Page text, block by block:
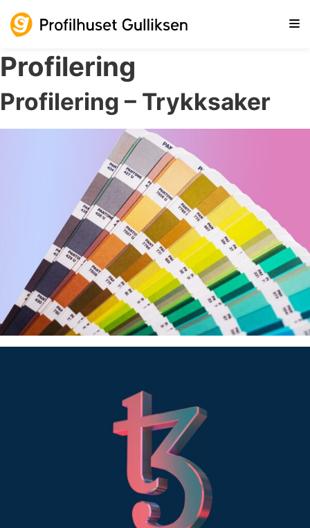
Gå til hovedinnhold
Gå til sidebunn
Profilering
Profilering – Trykksaker